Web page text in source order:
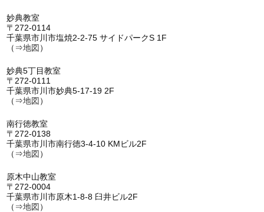
妙典教室
〒272-0114
千葉県市川市塩焼2-2-75 サイドパークS 1F
（⇒地図 ）
妙典5丁目教室
〒272-0111
千葉県市川市妙典5-17-19 2F
（⇒地図 ）
南行徳教室
〒272-0138
千葉県市川市南行徳3-4-10 KMビル2F
（⇒地図 ）
原木中山教室
〒272-0004
千葉県市川市原木1-8-8 臼井ビル2F
（⇒地図 ）